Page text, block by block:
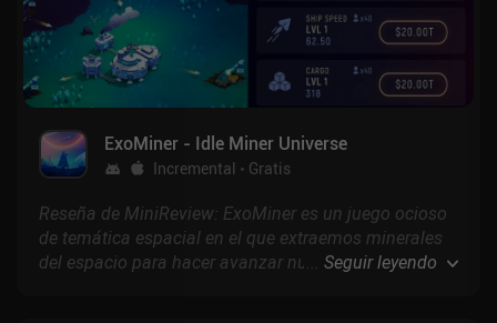
ExoMiner - Idle Miner Universe
Incremental Gratis
Reseña de MiniReview: ExoMiner es un juego ocioso
de temática espacial en el que extraemos minerales
del espacio para hacer avanzar nuestra base, fabricar
... Seguir leyendo